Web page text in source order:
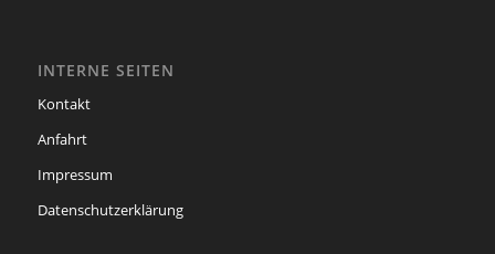
INTERNE SEITEN
Kontakt
Anfahrt
Impressum
Datenschutzerklärung